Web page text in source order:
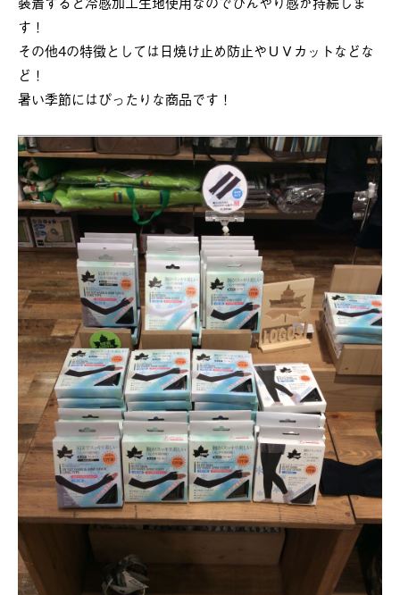
す！
その他4の特徴としては日焼け止め防止やＵＶカットなどな
ど！
暑い季節にはぴったりな商品です！